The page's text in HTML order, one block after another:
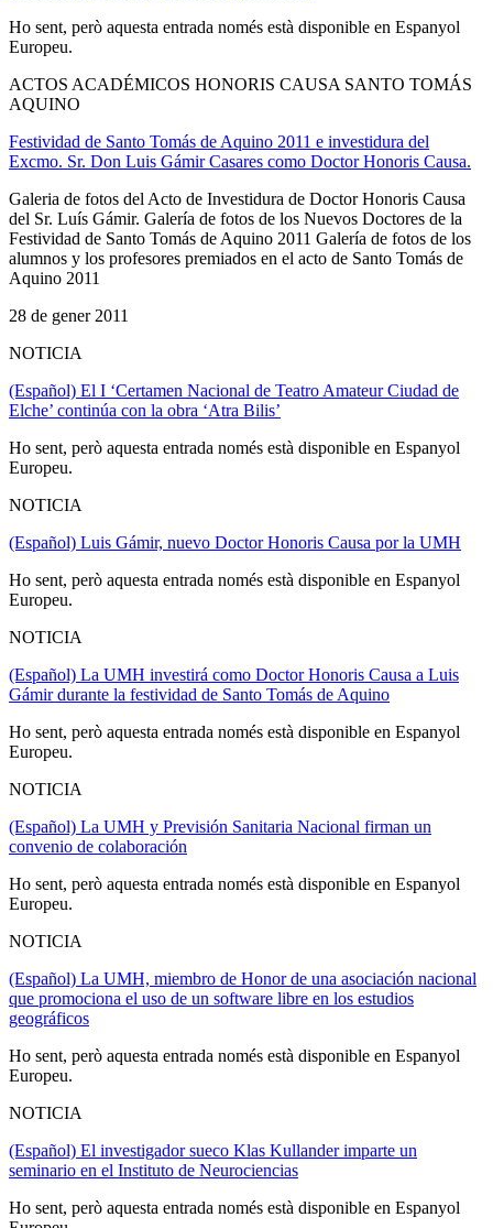
Ho sent, però aquesta entrada només està disponible en Espanyol
Europeu.
ACTOS ACADÉMICOS HONORIS CAUSA SANTO TOMÁS
AQUINO
Festividad de Santo Tomás de Aquino 2011 e investidura del
Excmo. Sr. Don Luis Gámir Casares como Doctor Honoris Causa.
Galeria de fotos del Acto de Investidura de Doctor Honoris Causa
del Sr. Luís Gámir. Galería de fotos de los Nuevos Doctores de la
Festividad de Santo Tomás de Aquino 2011 Galería de fotos de los
alumnos y los profesores premiados en el acto de Santo Tomás de
Aquino 2011
28 de gener 2011
NOTICIA
(Español) El I ‘Certamen Nacional de Teatro Amateur Ciudad de
Elche’ continúa con la obra ‘Atra Bilis’
Ho sent, però aquesta entrada només està disponible en Espanyol
Europeu.
NOTICIA
(Español) Luis Gámir, nuevo Doctor Honoris Causa por la UMH
Ho sent, però aquesta entrada només està disponible en Espanyol
Europeu.
NOTICIA
(Español) La UMH investirá como Doctor Honoris Causa a Luis
Gámir durante la festividad de Santo Tomás de Aquino
Ho sent, però aquesta entrada només està disponible en Espanyol
Europeu.
NOTICIA
(Español) La UMH y Previsión Sanitaria Nacional firman un
convenio de colaboración
Ho sent, però aquesta entrada només està disponible en Espanyol
Europeu.
NOTICIA
(Español) La UMH, miembro de Honor de una asociación nacional
que promociona el uso de un software libre en los estudios
geográficos
Ho sent, però aquesta entrada només està disponible en Espanyol
Europeu.
NOTICIA
(Español) El investigador sueco Klas Kullander imparte un
seminario en el Instituto de Neurociencias
Ho sent, però aquesta entrada només està disponible en Espanyol